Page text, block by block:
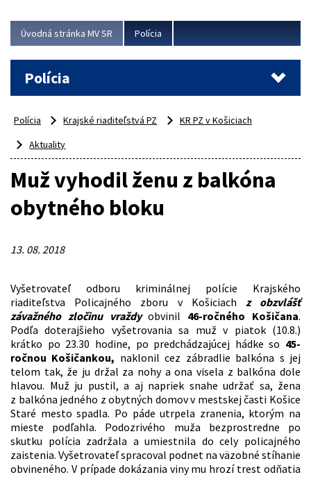
Úvodná stránka MV SR Polícia
Polícia
Polícia Krajské riaditeľstvá PZ
KR PZ v Košiciach
Aktuality
Muž vyhodil ženu z balkóna
obytného bloku
13. 08. 2018
Vyšetrovateľ odboru kriminálnej polície Krajského
riaditeľstva Policajného zboru v Košiciach z obzvlášť
závažného zločinu vraždyobvinil 46-ročného Košičana.
Podľa doterajšieho vyšetrovania sa muž v piatok (10.8.)
krátko po 23.30 hodine, po predchádzajúcej hádke so 45-
ročnou Košičankou, naklonil cez zábradlie balkóna s jej
telom tak, že ju držal za nohy a ona visela z balkóna dole
hlavou. Muž ju pustil, a aj napriek snahe udržať sa, žena
z balkóna jedného z obytných domov v mestskej časti Košice
Staré mesto spadla. Po páde utrpela zranenia, ktorým na
mieste podľahla. Podozrivého muža bezprostredne po
skutku polícia zadržala a umiestnila do cely policajného
zaistenia. Vyšetrovateľ spracoval podnet na väzobné stíhanie
obvineného. V prípade dokázania viny mu hrozí trest odňatia